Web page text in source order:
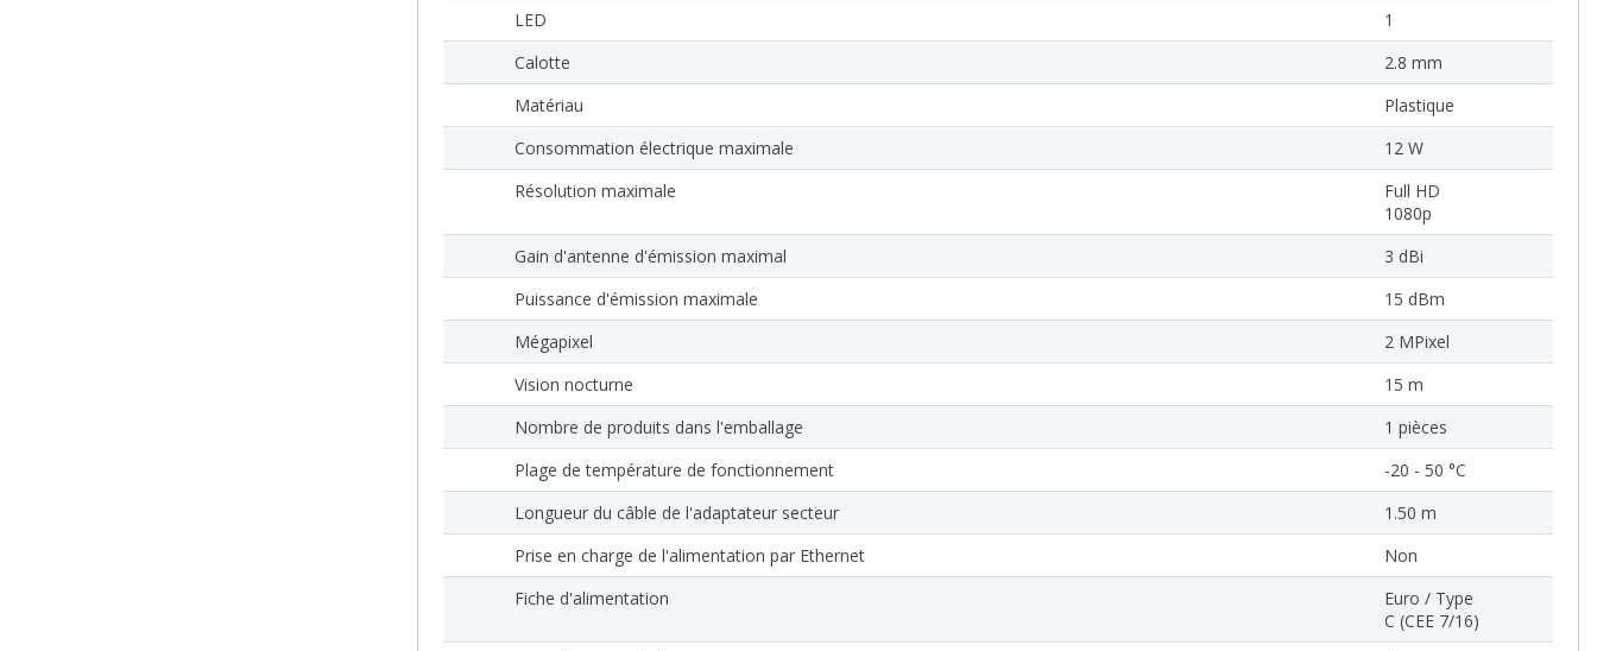
LED
1
Calotte
2.8 mm
Matériau
Plastique
Consommation électrique maximale
12 W
Résolution maximale
Full HD
1080p
Gain d'antenne d'émission maximal
3 dBi
Puissance d'émission maximale
15 dBm
Mégapixel
2 MPixel
Vision nocturne
15 m
Nombre de produits dans l'emballage
1 pièces
Plage de température de fonctionnement
-20 - 50 °C
Longueur du câble de l'adaptateur secteur
1.50 m
Prise en charge de l'alimentation par Ethernet
Non
Fiche d'alimentation
Euro / Type
C (CEE 7/16)